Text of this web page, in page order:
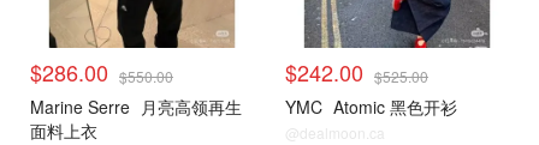
$286.00 $550.00
Marine Serre 月亮高领再生
面料上衣
$242.00 $525.00
YMC Atomic 黑色开衫
@dealmoon.ca